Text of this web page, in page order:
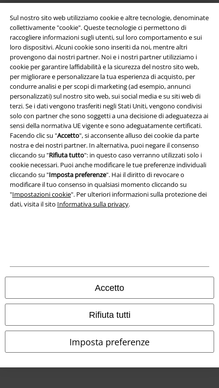
Sul nostro sito web utilizziamo cookie e altre tecnologie, denominate
collettivamente "cookie". Queste tecnologie ci permettono di
raccogliere informazioni sugli utenti, sul loro comportamento e sui
loro dispositivi. Alcuni cookie sono inseriti da noi, mentre altri
provengono dai nostri partner. Noi e i nostri partner utilizziamo i
cookie per garantire laffidabilità e la sicurezza del nostro sito web,
per migliorare e personalizzare la tua esperienza di acquisto, per
condurre analisi e per scopi di marketing (ad esempio, annunci
personalizzati) sul nostro sito web, sui social media e su siti web di
terzi. Se i dati vengono trasferiti negli Stati Uniti, vengono condivisi
solo con partner che sono soggetti a una decisione di adeguatezza ai
sensi della normativa UE vigente e sono adeguatamente certificati.
Facendo clic su "Accetto", si acconsente alluso dei cookie da parte
nostra e dei nostri partner. In alternativa, puoi negare il consenso
cliccando su "Rifiuta tutto": in questo caso verranno utilizzati solo i
cookie necessari. Puoi anche modificare le tue preferenze individuali
cliccando su "Imposta preferenze". Hai il diritto di revocare o
modificare il tuo consenso in qualsiasi momento cliccando su
"Impostazioni cookie". Per ulteriori informazioni sulla protezione dei
dati, visita il sito Informativa sulla privacy.
Accetto
Rifiuta tutti
Imposta preferenze
Info legali
Termini & Condizioni
Redazione
Legge sulla Privacy
Smaltimento rifiuti e protezione dell’ambiente
Dichiarazione di Conformità
Informazioni sull'accessibilità
Gli altri shop EMP nel mondo